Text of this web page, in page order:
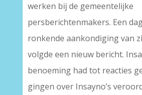
werken bij de gemeentelijke
persberichtenmakers. Een
ronkende aankondiging van
volgde een nieuw bericht.
benoeming had tot reacties
gingen over Insayno’s